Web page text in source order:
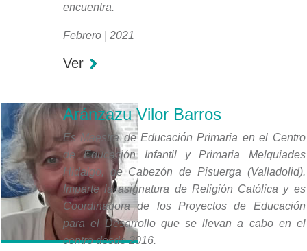
encuentra.
Febrero | 2021
Ver
Aránzazu Vilor Barros
Es Maestra de Educación Primaria en el Centro
de Educación Infantil y Primaria Melquiades
Hidalgo, de Cabezón de Pisuerga (Valladolid).
Imparte la asignatura de Religión Católica y es
Coordinadora de los Proyectos de Educación
para el Desarrollo que se llevan a cabo en el
centro desde 2016.